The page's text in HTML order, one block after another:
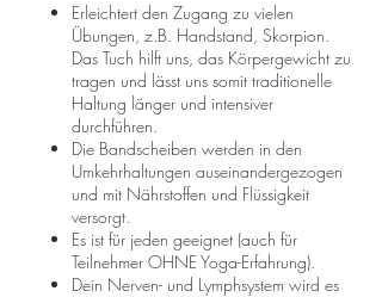
Erleichtert den Zugang zu vielen
Übungen, z.B. Handstand, Skorpion.
Das Tuch hilft uns, das Körpergewicht zu
tragen und lässt uns somit traditionelle
Haltung länger und intensiver
durchführen.
Die Bandscheiben werden in den
Umkehrhaltungen auseinandergezogen
und mit Nährstoffen und Flüssigkeit
versorgt.
Es ist für jeden geeignet (auch für
Teilnehmer OHNE Yoga-Erfahrung).
Dein Nerven- und Lymphsystem wird es